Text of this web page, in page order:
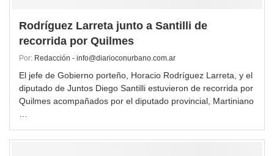
Rodríguez Larreta junto a Santilli de
recorrida por Quilmes
Por: Redacción - info@diarioconurbano.com.ar
El jefe de Gobierno porteño, Horacio Rodríguez Larreta, y el
diputado de Juntos Diego Santilli estuvieron de recorrida por
Quilmes acompañados por el diputado provincial, Martiniano